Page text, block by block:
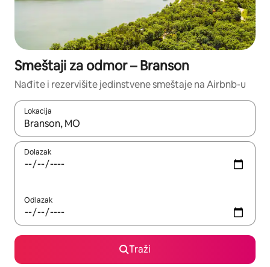
Smeštaji za odmor – Branson
Nađite i rezervišite jedinstvene smeštaje na Airbnb-u
Lokacija
Kad su rezultati dostupni, možete da se krećete kroz njih
Dolazak
Odlazak
Traži